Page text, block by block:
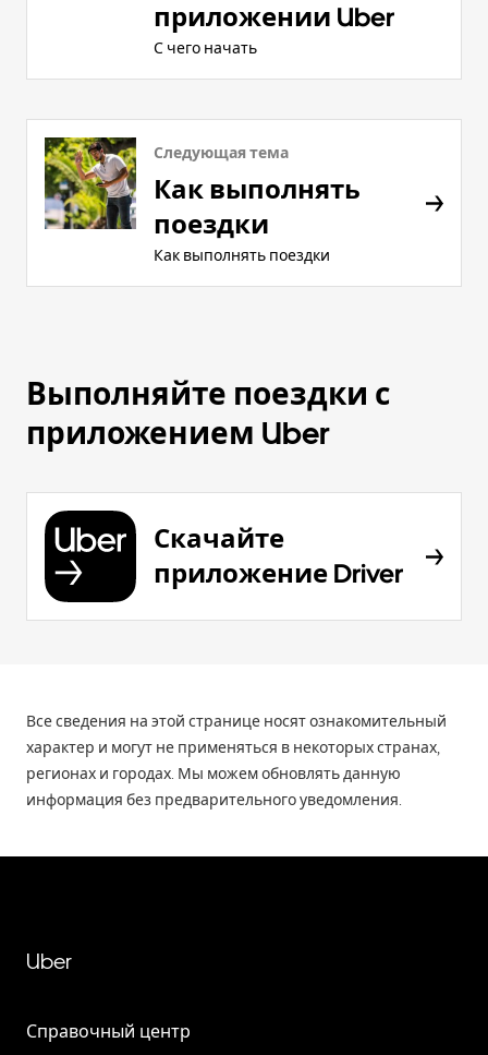
приложении Uber
С чего начать
Следующая тема
Как выполнять
поездки
Как выполнять поездки
Выполняйте поездки с
приложением Uber
Скачайте
приложение Driver
Все сведения на этой странице носят ознакомительный
характер и могут не применяться в некоторых странах,
регионах и городах. Мы можем обновлять данную
информация без предварительного уведомления.
Uber
Справочный центр